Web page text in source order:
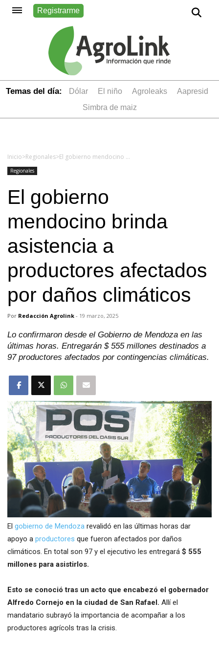
Registrarme
Temas del día: dólar el niño Agroleaks
aapresid
simbra de maiz
Inicio>Regionales> El gobierno mendocino brinda asistencia a productores afectados por daños climáticos
Regionales
El gobierno
mendocino brinda
asistencia a
productores afectados
por daños climáticos
Por Redacción Agrolink - 19 marzo, 2025
Lo confirmaron desde el Gobierno de Mendoza en las
últimas horas. Entregarán $ 555 millones destinados a
97 productores afectados por contingencias climáticas.
El gobierno de Mendoza revalidó en las últimas horas dar
apoyo a productores que fueron afectados por daños
climáticos. En total son 97 y el ejecutivo les entregará $ 555
millones para asistirlos.
Esto se conoció tras un acto que encabezó el gobernador
Alfredo Cornejo en la ciudad de San Rafael. Allí el
mandatario subrayó la importancia de acompañar a los
productores agrícols tras la crisis.